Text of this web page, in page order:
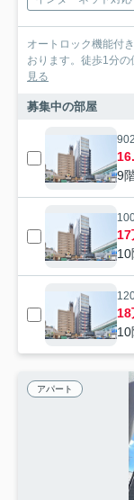
オートロック機能付
おります。徒歩1分
見る
募集中の部屋
902
9
17
18
アパート